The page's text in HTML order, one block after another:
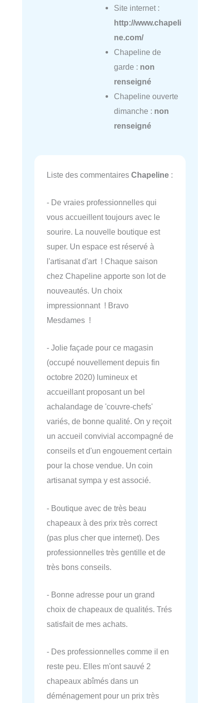
Site internet :
http://www.chapeli
ne.com/
Chapeline de
garde : non
renseigné
Chapeline ouverte
dimanche : non
renseigné
Liste des commentaires Chapeline :
- De vraies professionnelles qui
vous accueillent toujours avec le
sourire. La nouvelle boutique est
super. Un espace est réservé à
l'artisanat d'art ! Chaque saison
chez Chapeline apporte son lot de
nouveautés. Un choix
impressionnant ! Bravo
Mesdames !
- Jolie façade pour ce magasin
(occupé nouvellement depuis fin
octobre 2020) lumineux et
accueillant proposant un bel
achalandage de 'couvre-chefs'
variés, de bonne qualité. On y reçoit
un accueil convivial accompagné de
conseils et d'un engouement certain
pour la chose vendue. Un coin
artisanat sympa y est associé.
- Boutique avec de très beau
chapeaux à des prix très correct
(pas plus cher que internet). Des
professionnelles très gentille et de
très bons conseils.
- Bonne adresse pour un grand
choix de chapeaux de qualités. Trés
satisfait de mes achats.
- Des professionnelles comme il en
reste peu. Elles m'ont sauvé 2
chapeaux abîmés dans un
déménagement pour un prix très